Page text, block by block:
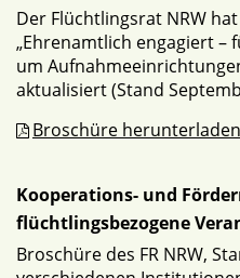
Der Flüchtlingsrat NRW
„Ehrenamtlich engagiert –
um
aktualisiert (Stand
Broschüre herunterladen
Kooperations- und
flüchtlingsbezogene
Broschüre des FR NRW,